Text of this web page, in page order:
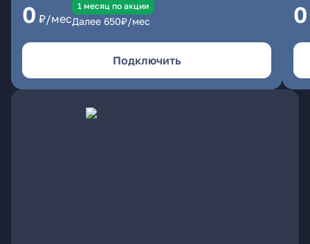
0 ₽/мес
1 месяц по акции
Далее 650₽/мес
Подключить
0